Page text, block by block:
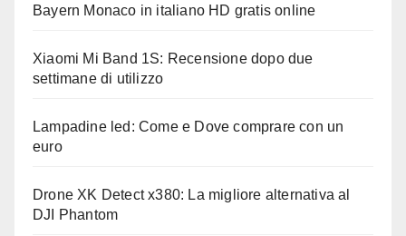
Bayern Monaco in italiano HD gratis online
Xiaomi Mi Band 1S: Recensione dopo due
settimane di utilizzo
Lampadine led: Come e Dove comprare con un
euro
Drone XK Detect x380: La migliore alternativa al
DJI Phantom